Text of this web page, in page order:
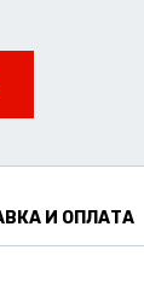
И ОПЛАТА